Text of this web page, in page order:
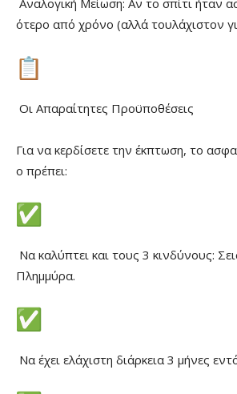
ότερο από χρόνο (αλλά τουλάχιστον
Οι Απαραίτητες Προϋποθέσεις
Για να κερδίσετε την έκπτωση, το
ο πρέπει:
Να καλύπτει και τους 3 κινδύνους:
Πλημμύρα.
Να έχει ελάχιστη διάρκεια 3 μήνες